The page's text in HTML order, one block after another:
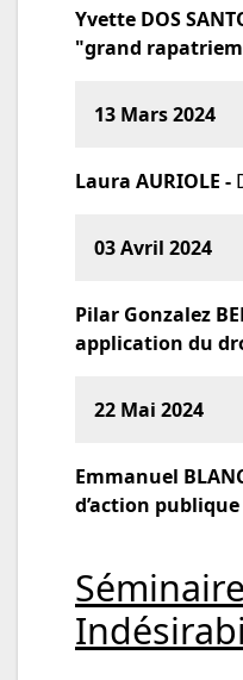
Yvette DOS
"grand
13 Mars 2024
Laura AURIOLE -
03 Avril 2024
Pilar Gonzalez
application du
22 Mai 2024
Emmanuel
d’action